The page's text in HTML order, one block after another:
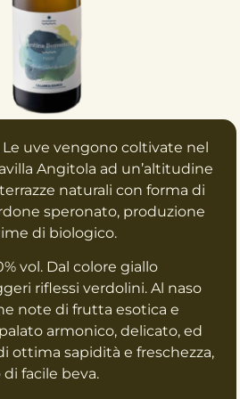
Le uve vengono coltivate nel
Angitola ad un’altitudine
naturali con forma di
speronato, produzione
di biologico.
vol. Dal colore giallo
riflessi verdolini. Al naso
note di frutta esotica e
armonico, delicato, ed
ottima sapidità e freschezza,
facile beva.